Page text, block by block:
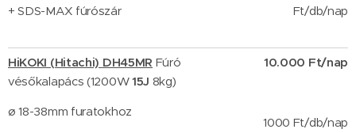
+ SDS-MAX fúrószár
Ft/db/nap
HiKOKI (Hitachi) DH45MR Fúró
vésőkalapács (1200W15J 8kg)
ø 18-38mm furatokhoz
10.000 Ft/nap
1000 Ft/db/nap